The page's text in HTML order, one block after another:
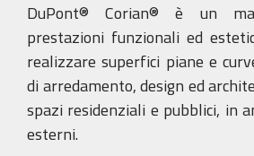
DuPont® Corian® è un
prestazioni funzionali ed
realizzare superfici piane e
di arredamento, design ed
spazi residenziali e pubblici, in
esterni.